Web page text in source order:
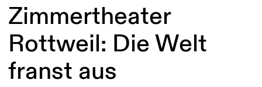
Zimmertheater
Rottweil: Die Welt
franst aus